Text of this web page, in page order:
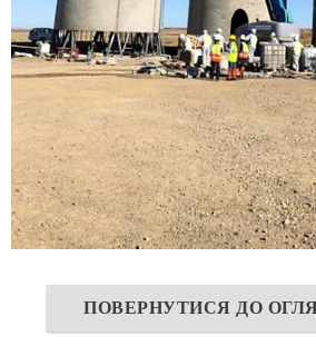
ПОВЕРНУТИСЯ ДО